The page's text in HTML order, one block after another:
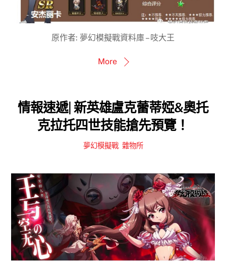
原作者: 夢幻模擬戰資料庫 – 吱大王
More
情報速遞| 新英雄盧克蕾蒂婭&奧托
克拉托四世技能搶先預覽！
夢幻模擬戰, 雜物所